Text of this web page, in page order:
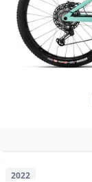
2022